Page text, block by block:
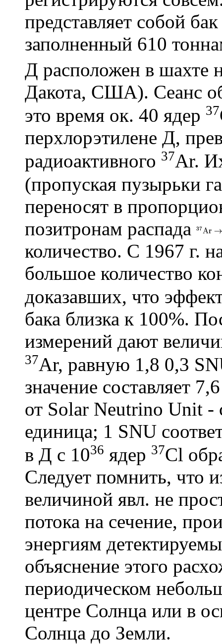
представляет собой
заполненный 610
Д расположен в шахте
Дакота, США). Сеанс
это время ок. 40 ядер 37
перхлорэтилене Д,
радиоактивного 37Аr.
(пропуская пузырьки
переносят в
позитронам распада
количество. С 1967 г.
большое количество
доказавших, что
бака близка к 100%.
измерений дают
37Аr, равную 1,8 0,3
значение составляет
от Solar Neutrino Unit -
единица; 1 SNU
в Д с 1036 ядер 37Cl
Следует помнить, что
величиной явл. не
потока на сечение,
энергиям
объяснение этого
периодическом
центре Солнца или в
Солнца до Земли.